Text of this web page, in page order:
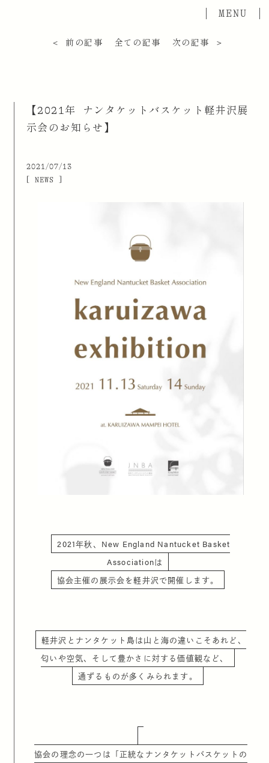
＜ 前の記事 全ての記事 次の記事 ＞
【2021年 ナンタケットバスケット軽井沢展
示会のお知らせ】
2021/07/13
[ NEWS ]
2021年秋、New England Nantucket Basket
Associationは
協会主催の展示会を軽井沢で開催します。
軽井沢とナンタケット島は山と海の違いこそあれど、
匂いや空気、そして豊かさに対する価値観など、
通ずるものが多くみられます。
協会の理念の一つは「正統なナンタケットバスケットの